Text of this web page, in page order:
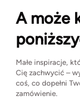
A może
Małe inspiracje,
Cię zachwycić –
coś, co dopełni
zamówienie.